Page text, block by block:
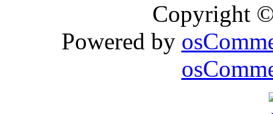
Copyright
Powered by